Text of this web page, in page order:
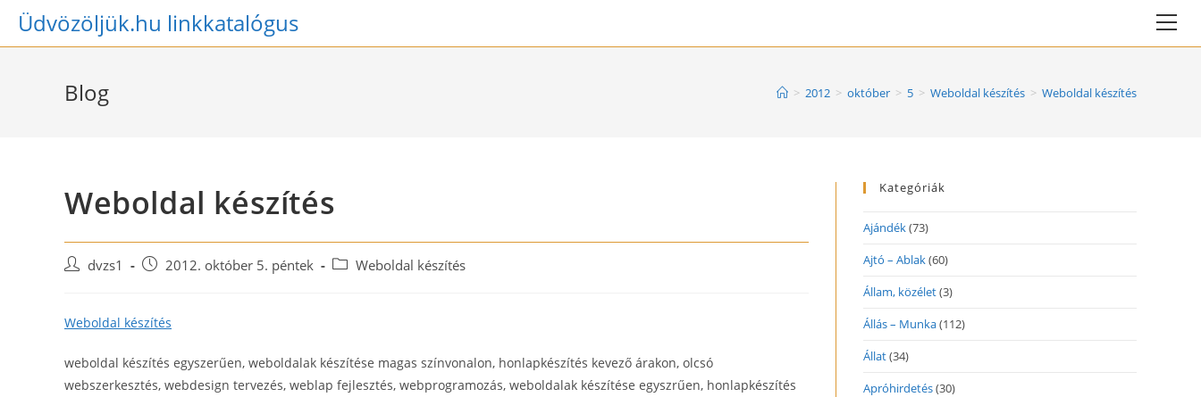
SkipÜdvözöljük.hu linkkatalógus
Blog > 2012 > október > 5 > Weboldal készítés > Weboldal készítés
Weboldal készítés
Post dvzs1
Post 2012. október 5. péntek
PostWeboldal készítés
Weboldal készítés
weboldal készítés egyszerűen, weboldalak készítése magas színvonalon, honlapkészítés kevező árakon, olcsó
webszerkesztés, webdesign tervezés, weblap fejlesztés, webprogramozás, weboldalak készítése egyszrűen, honlapkészítés
Kategóriák
Ajándék(73)
Ajtó – Ablak(60)
Állam, közélet(3)
Állás – Munka(112)
Állat(34)
Apróhirdetés(30)